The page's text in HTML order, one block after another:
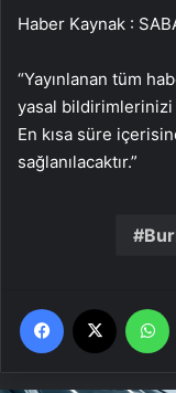
Haber Kaynak :
“Yayınlanan tüm
yasal
En kısa süre
sağlanılacaktır.”
Facebook